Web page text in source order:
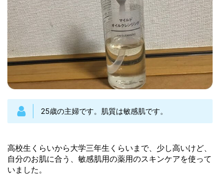
25歳の主婦です。肌質は敏感肌です。
高校生くらいから大学三年生くらいまで、少し高いけど、
自分のお肌に合う、敏感肌用の薬用のスキンケアを使って
いました。